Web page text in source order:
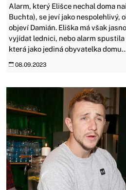
Alarm, který Elišce nechal doma
Buchta), se jeví jako nespolehlivý,
objeví Damián. Eliška má však
vyjídat lednici, nebo alarm spustila
která jako jediná obyvatelka
08.09.2023